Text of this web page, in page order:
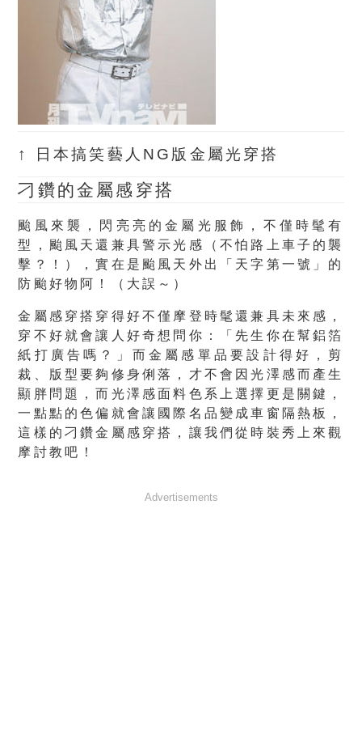
↑ 日本搞笑藝人NG版金屬光穿搭
刁鑽的金屬感穿搭
颱風來襲，閃亮亮的金屬光服飾，不僅時髦有
型，颱風天還兼具警示光感（不怕路上車子的襲
擊？！），實在是颱風天外出「天字第一號」的
防颱好物阿！（大誤～）
金屬感穿搭穿得好不僅摩登時髦還兼具未來感，
穿不好就會讓人好奇想問你：「先生你在幫鋁箔
紙打廣告嗎？」而金屬感單品要設計得好，剪
裁、版型要夠修身俐落，才不會因光澤感而產生
顯胖問題，而光澤感面料色系上選擇更是關鍵，
一點點的色偏就會讓國際名品變成車窗隔熱板，
這樣的刁鑽金屬感穿搭，讓我們從時裝秀上來觀
摩討教吧！
Advertisements